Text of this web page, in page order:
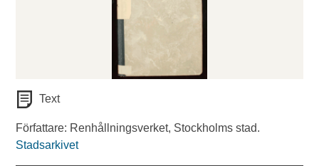
Text
Författare: Renhållningsverket, Stockholms stad.
Stadsarkivet